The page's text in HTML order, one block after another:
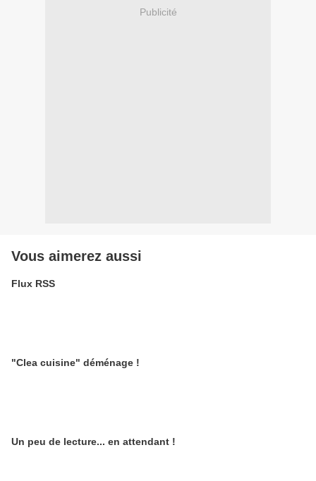
Publicité
Vous aimerez aussi
Flux RSS
"Clea cuisine" déménage !
Un peu de lecture... en attendant !